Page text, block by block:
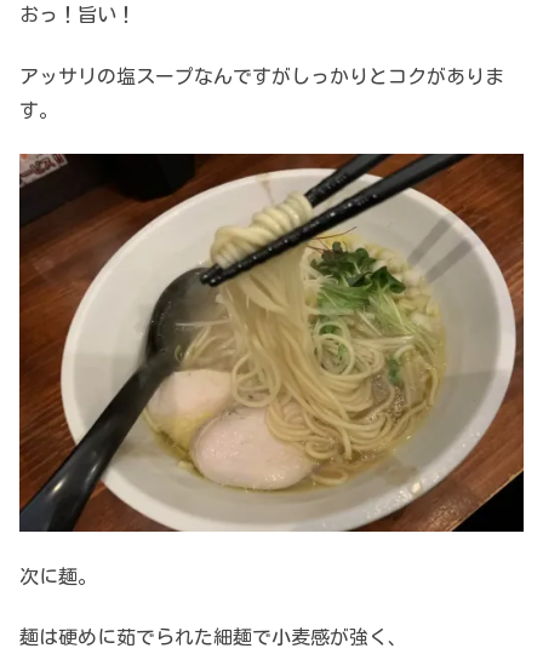
おっ！旨い！
アッサリの塩スープなんですがしっかりとコクがありま
す。
次に麺。
麺は硬めに茹でられた細麺で小麦感が強く、